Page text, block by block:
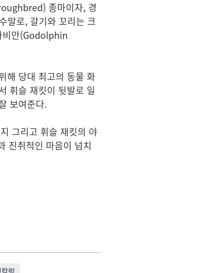
종마이자, 경
말로, 갈기와 꼬리는 크
비안(Godolphin
해 당대 최고의 동물 화
휘슬 재킷이 뒷발로 일
보여준다.
그리고 휘슬 재킷의 야
진취적인 마음이 넘치